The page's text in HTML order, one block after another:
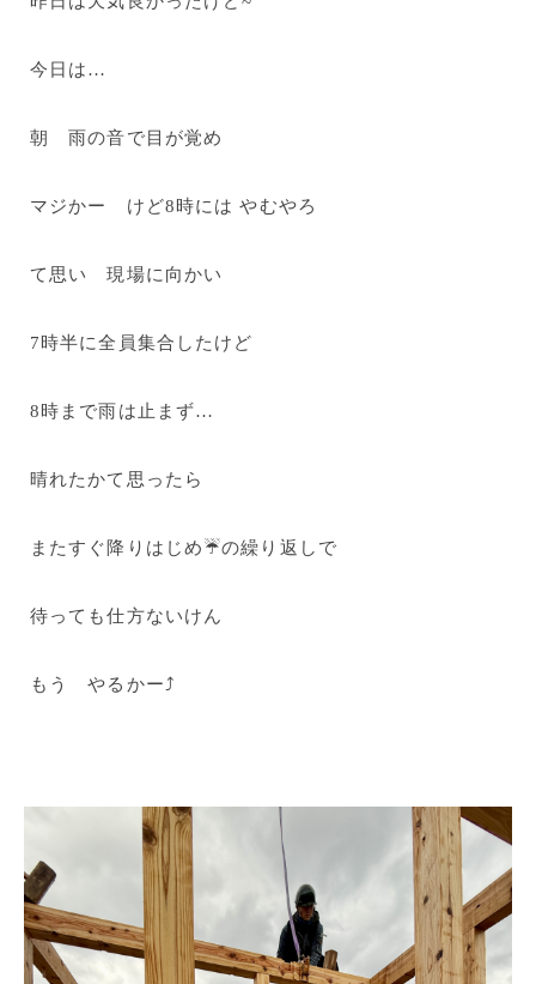
今日は…
朝 雨の音で目が覚め
マジかー けど8時には やむやろ
て思い 現場に向かい
7時半に全員集合したけど
8時まで雨は止まず…
晴れたかて思ったら
またすぐ降りはじめ☔の繰り返しで
待っても仕方ないけん
もう やるかー⤴